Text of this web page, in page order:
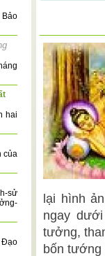
Bảo
hai
của
sử
Đạo
lại hình
ngay
tưởng,
bốn tướng